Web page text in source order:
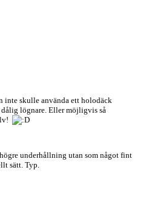
inte skulle använda ett holodäck
lögnare. Eller möjligvis så
underhållning utan som något fint
sätt. Typ.